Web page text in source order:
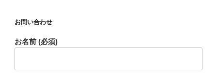
お問い合わせ
お名前 (必須)